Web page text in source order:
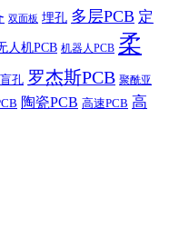
双面板 埋孔 多层PCB 定
人机PCB 机器人PCB 柔
盲孔 罗杰斯PCB 聚酰亚
陶瓷PCB 高速PCB 高